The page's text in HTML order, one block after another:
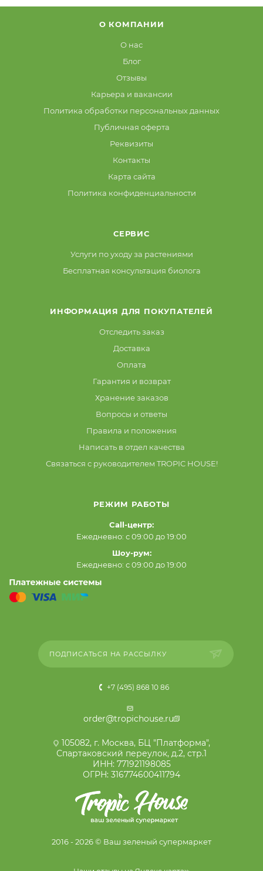
О КОМПАНИИ
О нас
Блог
Отзывы
Карьера и вакансии
Политика обработки персональных данных
Публичная оферта
Реквизиты
Контакты
Карта сайта
Политика конфиденциальности
СЕРВИС
Услуги по уходу за растениями
Бесплатная консультация биолога
ИНФОРМАЦИЯ ДЛЯ ПОКУПАТЕЛЕЙ
Отследить заказ
Доставка
Оплата
Гарантия и возврат
Хранение заказов
Вопросы и ответы
Правила и положения
Написать в отдел качества
Связаться с руководителем TROPIC HOUSE!
РЕЖИМ РАБОТЫ
Call-центр:
Ежедневно: с 09:00 до 19:00
Шоу-рум:
Ежедневно: с 09:00 до 19:00
ПОДПИСАТЬСЯ НА РАССЫЛКУ
+7 (495) 868 10 86
order@tropichouse.ru
105082, г. Москва, БЦ "Платформа",
Спартаковский переулок, д.2, стр.1
ИНН: 771921198085
ОГРН: 316774600411794
2016 - 2026 © Ваш зеленый супермаркет